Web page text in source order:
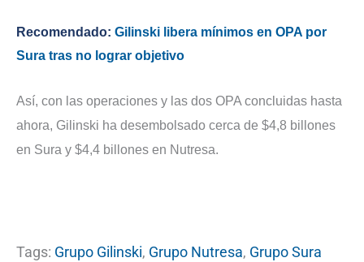
Recomendado: Gilinski libera mínimos en OPA por
Sura tras no lograr objetivo
Así, con las operaciones y las dos OPA concluidas hasta
ahora, Gilinski ha desembolsado cerca de $4,8 billones
en Sura y $4,4 billones en Nutresa.
Tags: Grupo Gilinski, Grupo Nutresa, Grupo Sura